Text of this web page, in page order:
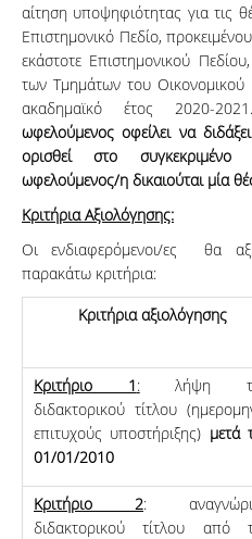
αίτηση υποψηφιότητας για τις
Επιστημονικό Πεδίο,
εκάστοτε Επιστημονικού
των Τμημάτων του Οικονομικού
ακαδημαϊκό έτος 2020-
ωφελούμενος οφείλει να
ορισθεί στο συγκεκριμένο
ωφελούμενος/η δικαιούται μία
Κριτήρια Αξιολόγησης:
Οι ενδιαφερόμενοι/ες θα
παρακάτω κριτήρια:
Κριτήρια αξιολόγησης
Κριτήριο 1:λήψη
διδακτορικού τίτλου
επιτυχούς υποστήριξης) μετά
01/01/2010
Κριτήριο 2:
διδακτορικού τίτλου από